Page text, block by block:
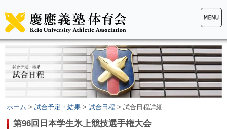
ホーム >試合予定・結果 >試合日程 > 試合日程詳細
第96回日本学生氷上競技選手権大会